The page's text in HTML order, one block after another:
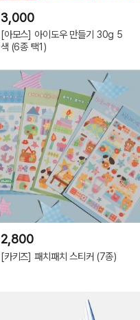
3,000
[아모스] 아이도우 만들기 30g 5
색 (6종 택1)
2,800
[카키즈] 패치패치 스티커 (7종)